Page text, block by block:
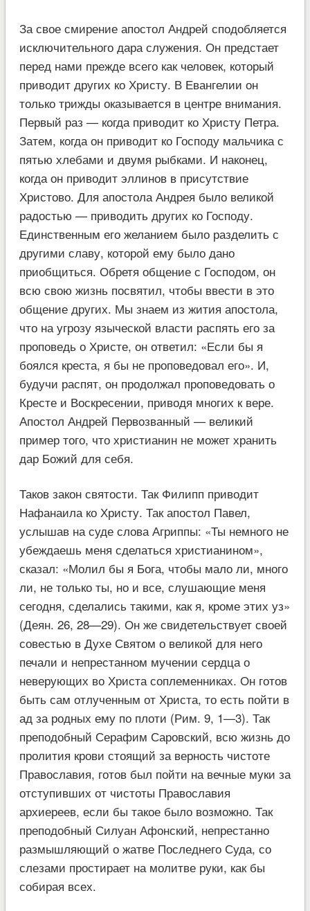
За свое смирение апостол Андрей сподобляется
исключительного дара служения. Он предстает
перед нами прежде всего как человек, который
приводит других ко Христу. В Евангелии он
только трижды оказывается в центре внимания.
Первый раз — когда приводит ко Христу Петра.
Затем, когда он приводит ко Господу мальчика с
пятью хлебами и двумя рыбками. И наконец,
когда он приводит эллинов в присутствие
Христово. Для апостола Андрея было великой
радостью — приводить других ко Господу.
Единственным его желанием было разделить с
другими славу, которой ему было дано
приобщиться. Обретя общение с Господом, он
всю свою жизнь посвятил, чтобы ввести в это
общение других. Мы знаем из жития апостола,
что на угрозу языческой власти распять его за
проповедь о Христе, он ответил: «Если бы я
боялся креста, я бы не проповедовал его». И,
будучи распят, он продолжал проповедовать о
Кресте и Воскресении, приводя многих к вере.
Апостол Андрей Первозванный — великий
пример того, что христианин не может хранить
дар Божий для себя.
Таков закон святости. Так Филипп приводит
Нафанаила ко Христу. Так апостол Павел,
услышав на суде слова Агриппы: «Ты немного не
убеждаешь меня сделаться христианином»,
сказал: «Молил бы я Бога, чтобы мало ли, много
ли, не только ты, но и все, слушающие меня
сегодня, сделались такими, как я, кроме этих уз»
(Деян. 26, 28—29). Он же свидетельствует своей
совестью в Духе Святом о великой для него
печали и непрестанном мучении сердца о
неверующих во Христа соплеменниках. Он готов
быть сам отлученным от Христа, то есть пойти в
ад за родных ему по плоти (Рим. 9, 1—3). Так
преподобный Серафим Саровский, всю жизнь до
пролития крови стоящий за верность чистоте
Православия, готов был пойти на вечные муки за
отступивших от чистоты Православия
архиереев, если бы такое было возможно. Так
преподобный Силуан Афонский, непрестанно
размышляющий о жатве Последнего Суда, со
слезами простирает на молитве руки, как бы
собирая всех.